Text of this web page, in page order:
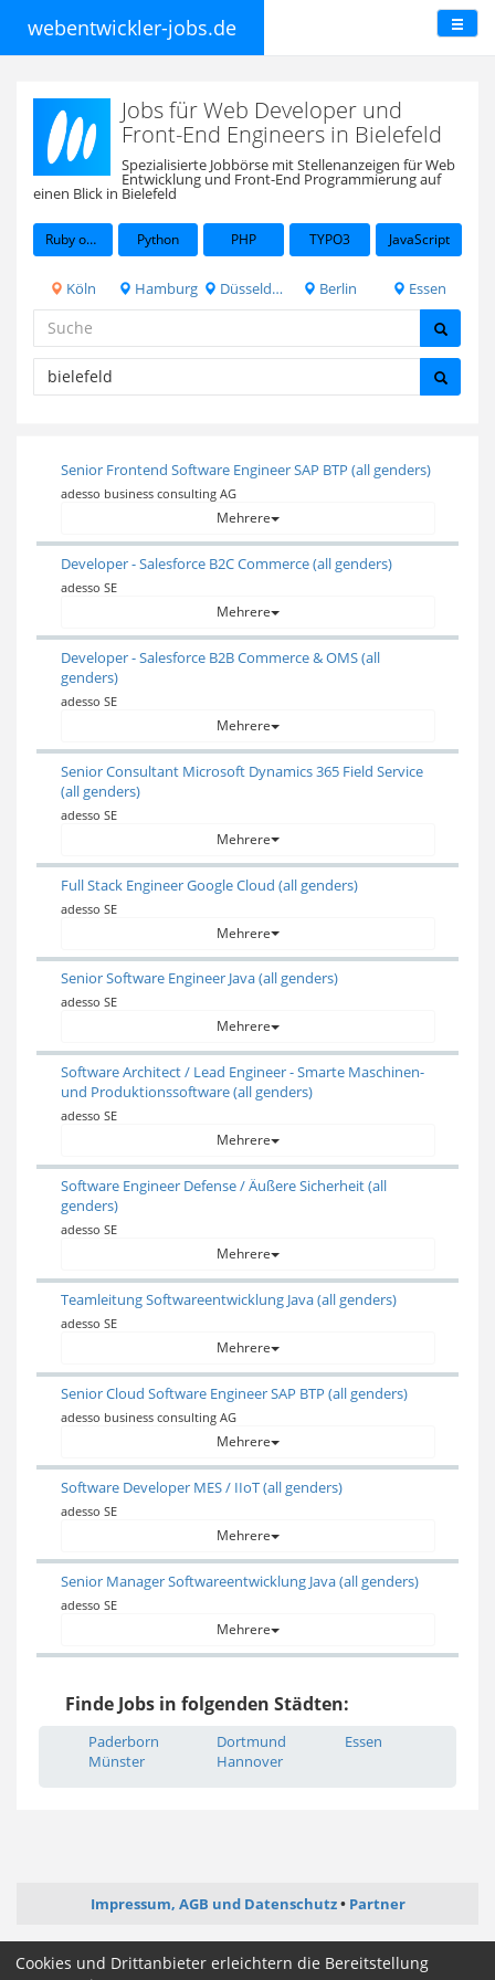
webentwickler-jobs.de
Jobs für Web Developer und
Front-End Engineers in Bielefeld
Spezialisierte Jobbörse mit Stellenanzeigen für Web
Entwicklung und Front-End Programmierung auf
einen Blick in Bielefeld
Ruby on Rails Python PHP TYPO3 JavaScript
Köln Hamburg Düsseldorf Berlin Essen
Senior Frontend Software Engineer SAP BTP (all genders)
adesso business consulting AG
Mehrere
Developer - Salesforce B2C Commerce (all genders)
adesso SE
Mehrere
Developer - Salesforce B2B Commerce & OMS (all
genders)
adesso SE
Mehrere
Senior Consultant Microsoft Dynamics 365 Field Service
(all genders)
adesso SE
Mehrere
Full Stack Engineer Google Cloud (all genders)
adesso SE
Mehrere
Senior Software Engineer Java (all genders)
adesso SE
Mehrere
Software Architect / Lead Engineer - Smarte Maschinen-
und Produktionssoftware (all genders)
adesso SE
Mehrere
Software Engineer Defense / Äußere Sicherheit (all
genders)
adesso SE
Mehrere
Teamleitung Softwareentwicklung Java (all genders)
adesso SE
Mehrere
Senior Cloud Software Engineer SAP BTP (all genders)
adesso business consulting AG
Mehrere
Software Developer MES / IIoT (all genders)
adesso SE
Mehrere
Senior Manager Softwareentwicklung Java (all genders)
adesso SE
Mehrere
Finde Jobs in folgenden Städten:
Paderborn
Münster
Dortmund
Hannover
Essen
Impressum, AGB und Datenschutz Partner
ictjob.de administrator-jobs.de
softwareentwickler-jobs.de
Cookies und Drittanbieter erleichtern die Bereitstellung